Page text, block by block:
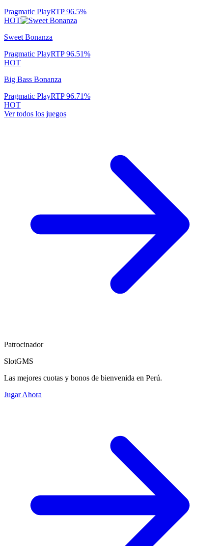
Pragmatic PlayRTP96.5%
HOT
Sweet Bonanza
Pragmatic PlayRTP96.51%
HOT
Big Bass Bonanza
Pragmatic PlayRTP96.71%
HOT
Ver todos los juegos
Patrocinador
SlotGMS
Las mejores cuotas y bonos de bienvenida en Perú.
Jugar Ahora